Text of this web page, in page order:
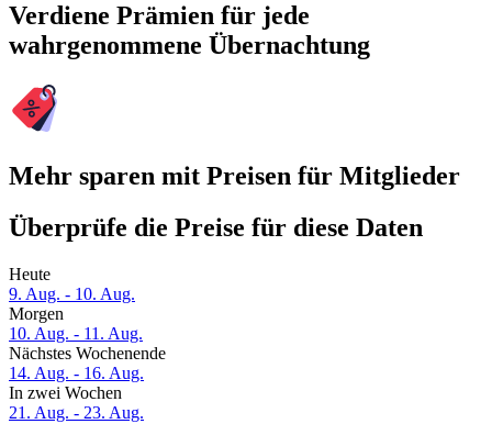
Verdiene Prämien für jede
wahrgenommene Übernachtung
Mehr sparen mit Preisen für Mitglieder
Überprüfe die Preise für diese Daten
Heute
9. Aug. - 10. Aug.
Morgen
10. Aug. - 11. Aug.
Nächstes Wochenende
14. Aug. - 16. Aug.
In zwei Wochen
21. Aug. - 23. Aug.